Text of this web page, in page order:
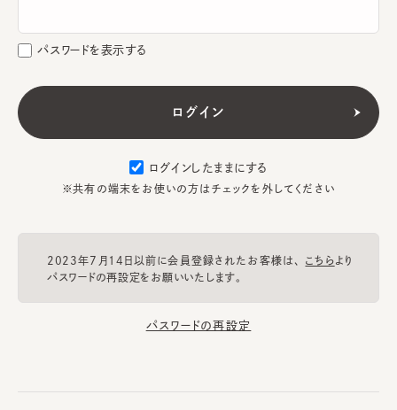
パスワードを表示する
ログインしたままにする
※共有の端末をお使いの方はチェックを外してください
2023年7月14日以前に会員登録されたお客様は、 こちらより
パスワードの再設定をお願いいたします。
パスワードの再設定